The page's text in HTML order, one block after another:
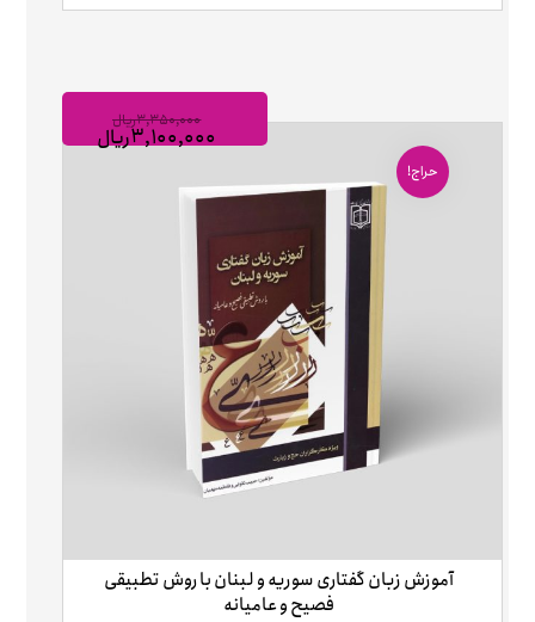
آموزش زبان گفتاری سوریه و لبنان با روش تطبیقی
فصیح و عامیانه
۳,۳۵۰,۰۰۰ریال
۳,۱۰۰,۰۰۰ریال
حراج!